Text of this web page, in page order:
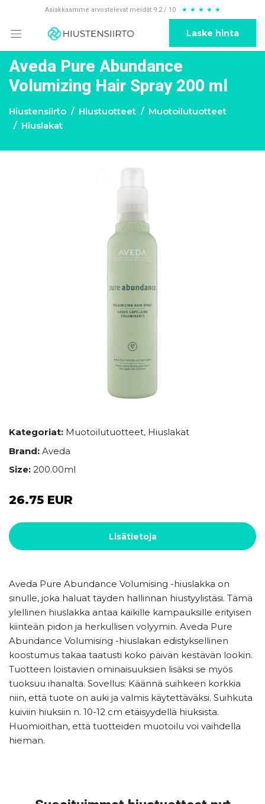
Asiakkaamme arvostelevat meidät 9.2 / 10 ★ ★ ★ ★ ★
Laske hinta
Aveda Pure Abundance
Volumizing Hair Spray 200 ml
Hiustensiirto Hiustuotteet
Muotoilutuotteet
Hiuslakat
Kategoriat: Muotoilutuotteet, Hiuslakat
Brand: Aveda
Size: 200.00ml
26.75 EUR
Lisätietoja
Aveda Pure Abundance Volumising -hiuslakka on
sinulle, joka haluat täyden hallinnan hiustyylistäsi. Tämä
ylellinen hiuslakka antaa kaikille kampauksille erityisen
kiinteän pidon ja herkullisen volyymin. Aveda Pure
Abundance Volumising -hiuslakan edistyksellinen
koostumus takaa taatusti koko päivän kestävän lookin.
Tuotteen loistavien ominaisuuksien lisäksi se myös
tuoksuu ihanalta. Sovellus: Käännä suihkeen korkkia
niin, että tuote on auki ja valmis käytettäväksi. Suihkuta
kuiviin hiuksiin n. 10-12 cm etäisyydellä hiuksista.
Huomioithan, että tuotteiden muotoilu voi vaihdella
hieman.